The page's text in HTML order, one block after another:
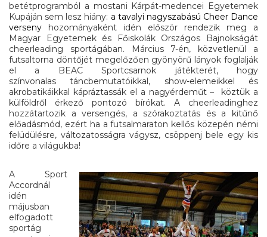
betétprogramból a mostani Kárpát-medencei Egyetemek
Kupáján sem lesz hiány: a tavalyi nagyszabású Cheer Dance
verseny hozományaként idén először rendezik meg a
Magyar Egyetemek és Főiskolák Országos Bajnokságát
cheerleading sportágában. Március 7-én, közvetlenül a
futsaltorna döntőjét megelőzően gyönyörű lányok foglalják
el a BEAC Sportcsarnok játékterét, hogy
színvonalas táncbemutatóikkal, show-elemeikkel és
akrobatikáikkal kápráztassák el a nagyérdeműt – köztük a
külföldről érkező pontozó bírókat. A cheerleadinghez
hozzátartozik a versengés, a szórakoztatás és a kitűnő
előadásmód, ezért ha a futsalmaraton kellős közepén némi
felüdülésre, változatosságra vágysz, csöppenj bele egy kis
időre a világukba!
A Sport
Accordnál
idén
májusban
elfogadott
sportág